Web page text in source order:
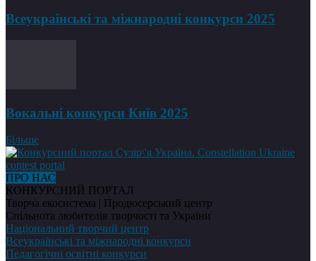
Всеукраїнські та міжнародні конкурси 2025
Вокальні конкурси Київ 2025
Більше
ПРО НАС
КОНКУРСНИЙ ПОРТАЛ
Творча екосистема | Продюсерський центр
Спільнота любителів творчості та України
Національний творчий центр
Всеукраїнські та міжнародні конкурси
Педагогічні освітні конкурси